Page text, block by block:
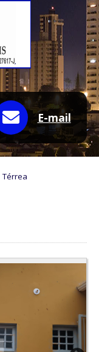
WhatsApp
E-mail
Térrea